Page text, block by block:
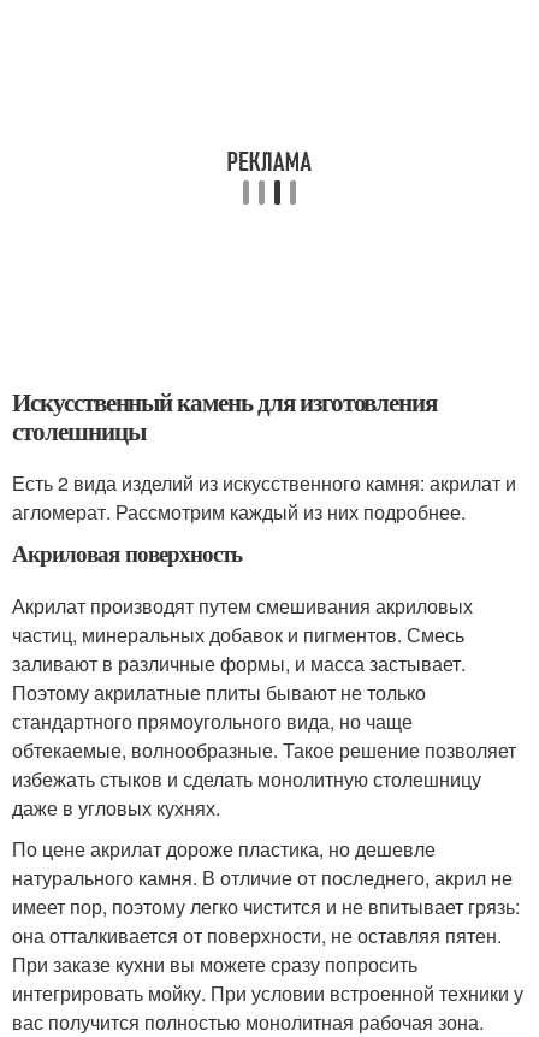
Искусственный камень для изготовления
столешницы
Есть 2 вида изделий из искусственного камня: акрилат и
агломерат. Рассмотрим каждый из них подробнее.
Акриловая поверхность
Акрилат производят путем смешивания акриловых
частиц, минеральных добавок и пигментов. Смесь
заливают в различные формы, и масса застывает.
Поэтому акрилатные плиты бывают не только
стандартного прямоугольного вида, но чаще
обтекаемые, волнообразные. Такое решение позволяет
избежать стыков и сделать монолитную столешницу
даже в угловых кухнях.
По цене акрилат дороже пластика, но дешевле
натурального камня. В отличие от последнего, акрил не
имеет пор, поэтому легко чистится и не впитывает грязь:
она отталкивается от поверхности, не оставляя пятен.
При заказе кухни вы можете сразу попросить
интегрировать мойку. При условии встроенной техники у
вас получится полностью монолитная рабочая зона.